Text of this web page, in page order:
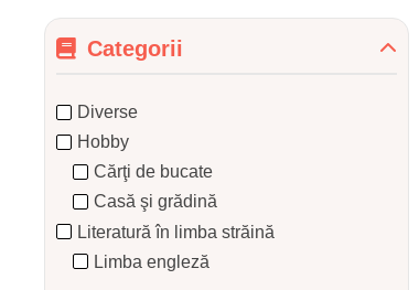
Categorii
Diverse
Hobby
Cărţi de bucate
Casă şi grădină
Literatură în limba străină
Limba engleză